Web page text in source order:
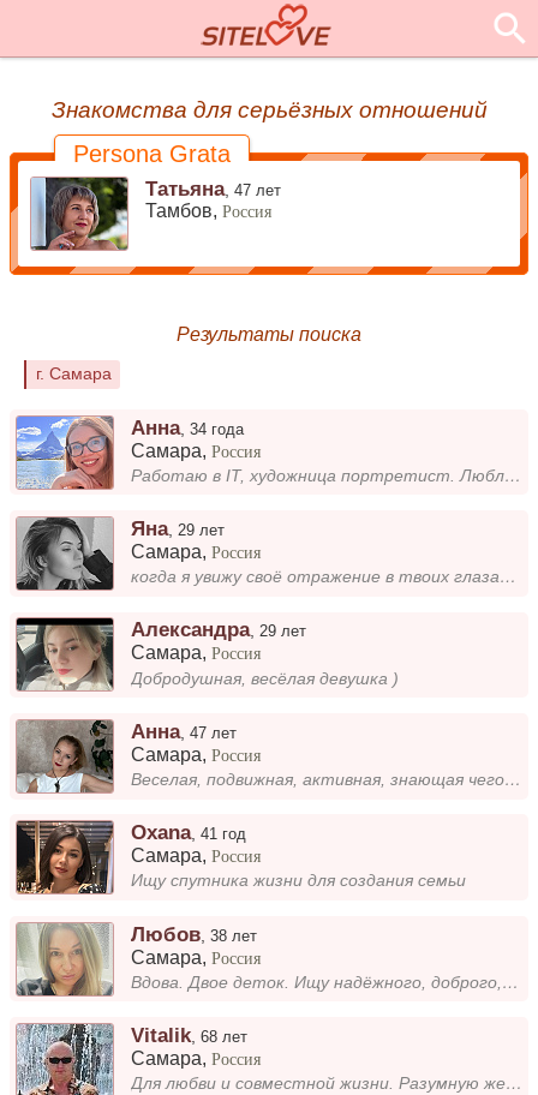
Знакомства для серьёзных отношений
Persona Grata
Татьяна,47 лет
Тамбов,Россия
Результаты поиска
г. Самара
Анна,34 года
Самара,Россия
Работаю в IT, художница портретист. Люблю проводить время на природе или с друзьями, вечерами читать, много путешествую....
Яна, 29 лет
Самара,Россия
когда я увижу своё отражение в твоих глазах - в моем мире зажгутся звезды✨ 당신의 눈에 비친 내 모습을 볼 때면, 내 세상은 별빛으로 환하게 빛날 거예요✨...
Александра,29 лет
Самара,Россия
Добродушная, весёлая девушка )
Анна,47 лет
Самара,Россия
Веселая, подвижная, активная, знающая чего хочу))
Oxana,41 год
Самара,Россия
Ищу спутника жизни для создания семьи
Любов ,38 лет
Самара,Россия
Вдова. Двое деток. Ищу надёжного, доброго, верного мужчину для совместной жизни.
Vitalik ,68 лет
Самара,Россия
Для любви и совместной жизни. Разумную женщину способную на взаимоуважения. ! Сам живу в городе, регионе. Буду рад поз...